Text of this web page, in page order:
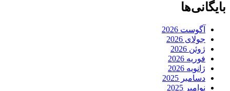
بایگانی‌ها
آگوست 2026
جولای 2026
ژوئن 2026
فوریه 2026
ژانویه 2026
دسامبر 2025
نوامبر 2025